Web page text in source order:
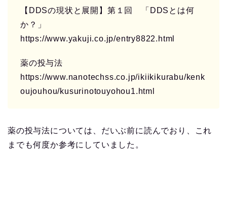
【DDSの現状と展開】第１回 「DDSとは何
か？」
https://www.yakuji.co.jp/entry8822.html
薬の投与法
https://www.nanotechss.co.jp/ikiikikurabu/kenk
oujouhou/kusurinotouyohou1.html
薬の投与法については、だいぶ前に読んでおり、これ
までも何度か参考にしていました。